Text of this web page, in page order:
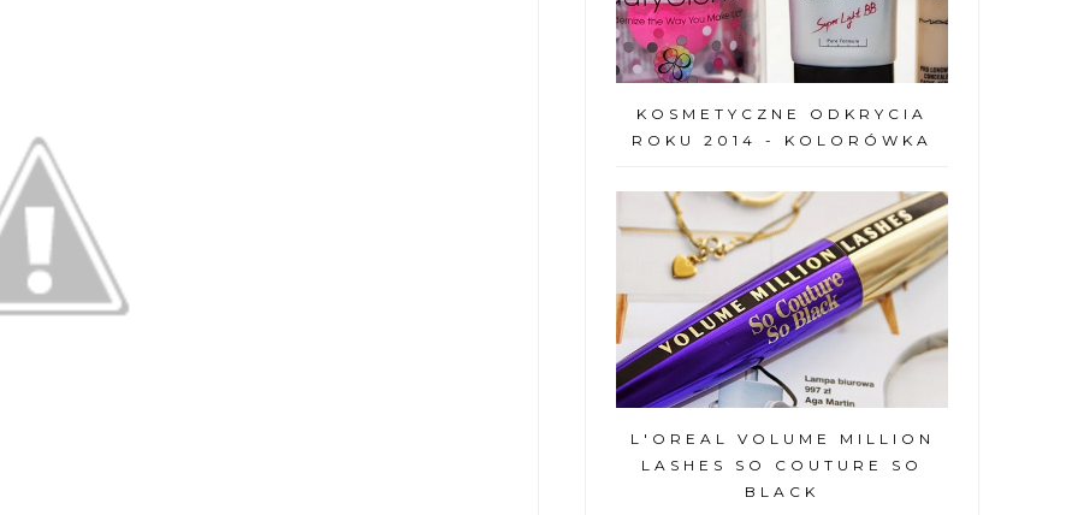
KOSMETYCZNE ODKRYCIA
ROKU 2014 - KOLORÓWKA
L'OREAL VOLUME MILLION
LASHES SO COUTURE SO
BLACK